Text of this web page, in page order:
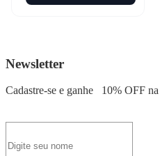
Newsletter
Cadastre-se e ganhe 10% OFF